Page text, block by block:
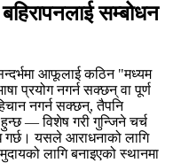
सम्बोधन
आफूलाई कठिन "मध्यम
प्रयोग नगर्न सक्छन् वा पूर्ण
नगर्न सक्छन्, तैपनि
— विशेष गरी गुन्जिने चर्च
यसले आराधनाको लागि
लागि बनाइएको स्थानमा